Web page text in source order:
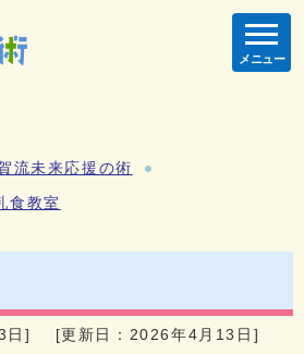
メニュー
流未来応援の術
食教室
日]
[更新日：2026年4月13日]